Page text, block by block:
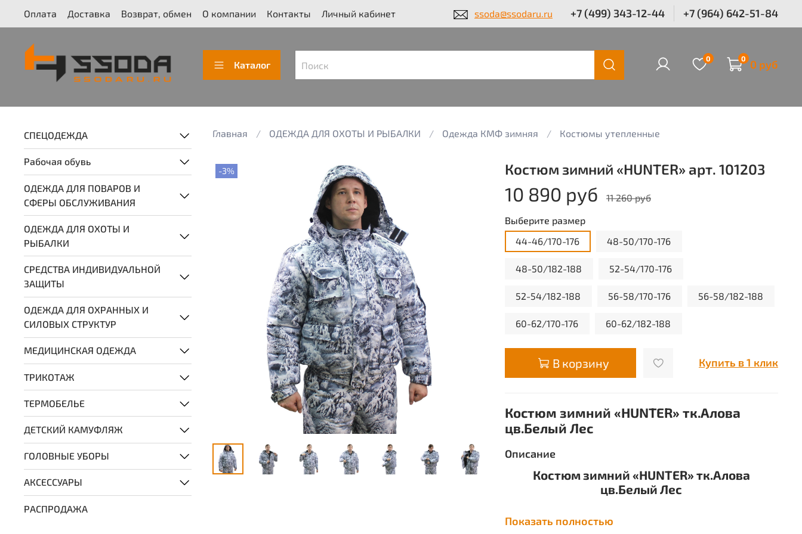
Оплата Доставка Возврат, обмен О компании Контакты Личный кабинет ssoda@ssodaru.ru +7 (499) 343-12-44 +7 (964) 642-51-84
Каталог
0 0 0 руб
Главная ОДЕЖДА ДЛЯ ОХОТЫ И РЫБАЛКИ Одежда КМФ зимняя Костюмы утепленные
-3% Костюм зимний «HUNTER» арт. 101203
10 890 руб
11 260 руб
Выберите размер
44-46/170-176
48-50/170-176
48-50/182-188 52-54/170-176
52-54/182-188 56-58/170-176 56-58/182-188
60-62/170-176 60-62/182-188
В корзину Купить в 1 клик
Костюм зимний «HUNTER» тк.Алова
цв.Белый Лес
Описание
Костюм зимний «HUNTER» тк.Алова
цв.Белый Лес
Показать полностью
СПЕЦОДЕЖДА
Рабочая обувь
ОДЕЖДА ДЛЯ ПОВАРОВ И
СФЕРЫ ОБСЛУЖИВАНИЯ
ОДЕЖДА ДЛЯ ОХОТЫ И
РЫБАЛКИ
СРЕДСТВА ИНДИВИДУАЛЬНОЙ
ЗАЩИТЫ
ОДЕЖДА ДЛЯ ОХРАННЫХ И
СИЛОВЫХ СТРУКТУР
МЕДИЦИНСКАЯ ОДЕЖДА
ТРИКОТАЖ
ТЕРМОБЕЛЬЕ
ДЕТСКИЙ КАМУФЛЯЖ
ГОЛОВНЫЕ УБОРЫ
АКСЕССУАРЫ
РАСПРОДАЖА